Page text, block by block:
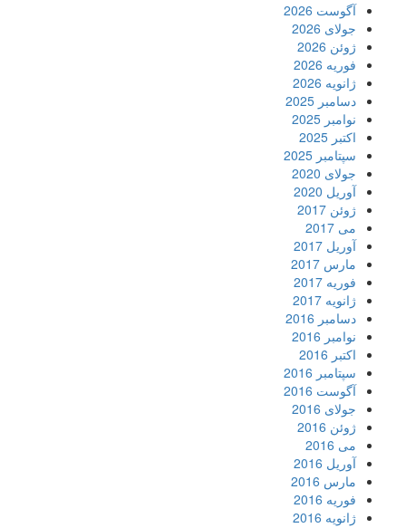
آگوست 2026
جولای 2026
ژوئن 2026
فوریه 2026
ژانویه 2026
دسامبر 2025
نوامبر 2025
اکتبر 2025
سپتامبر 2025
جولای 2020
آوریل 2020
ژوئن 2017
می 2017
آوریل 2017
مارس 2017
فوریه 2017
ژانویه 2017
دسامبر 2016
نوامبر 2016
اکتبر 2016
سپتامبر 2016
آگوست 2016
جولای 2016
ژوئن 2016
می 2016
آوریل 2016
مارس 2016
فوریه 2016
ژانویه 2016